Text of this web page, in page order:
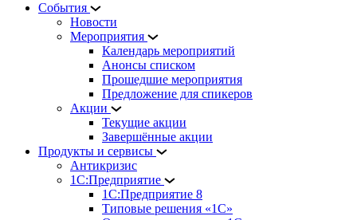
События
Новости
Мероприятия
Календарь мероприятий
Анонсы списком
Прошедшие мероприятия
Предложение для спикеров
Акции
Текущие акции
Завершённые акции
Продукты и сервисы
Антикризис
1С:Предприятие
1С:Предприятие 8
Типовые решения «1С»